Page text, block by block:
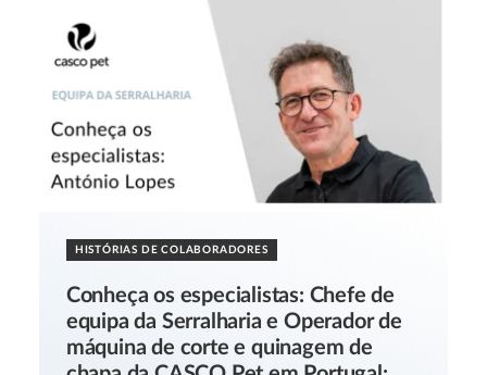
HISTÓRIAS DE COLABORADORES
Conheça os especialistas: Chefe de
equipa da Serralharia e Operador de
máquina de corte e quinagem de